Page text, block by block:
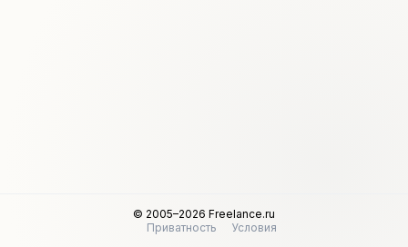
© 2005–2026 Freelance.ru
Приватность
Условия